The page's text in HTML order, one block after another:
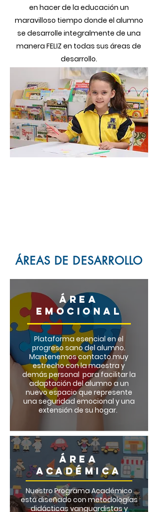
en hacer de la educación un
maravilloso tiempo donde el alumno
se desarrolle integralmente de una
manera FELIZ en todas sus áreas de
desarrollo.
ÁREAS DE DESARROLLO
Plataforma esencial en el
progreso sano del alumno.
Mantenemos contacto muy
estrecho con la maestra y
demás personal para facilitar la
adaptación del alumno a un
nuevo espacio que represente
una seguridad emocional y una
extensión de su hogar.
ÁREA
EMOCIONAL
Nuestro Programa Académico
está diseñado con metodologías
didácticas vanguardistas y
ÁREA
ACADÉMICA